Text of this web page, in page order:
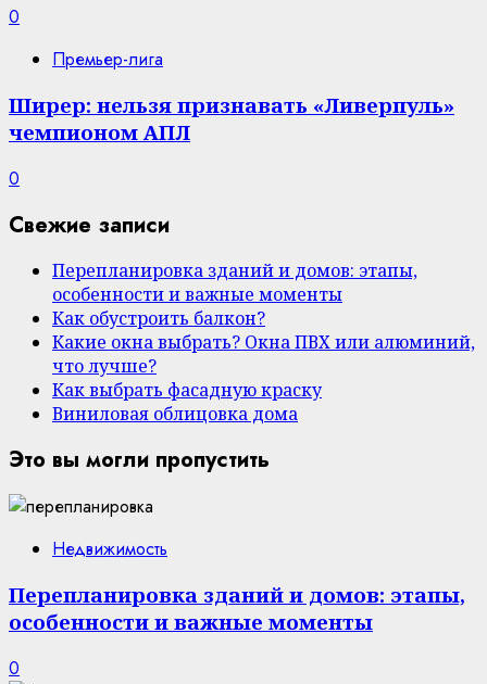
0
Премьер-лига
Ширер: нельзя признавать «Ливерпуль»
чемпионом АПЛ
0
Свежие записи
Перепланировка зданий и домов: этапы,
особенности и важные моменты
Как обустроить балкон?
Какие окна выбрать? Окна ПВХ или алюминий,
что лучше?
Как выбрать фасадную краску
Виниловая облицовка дома
Это вы могли пропустить
Недвижимость
Перепланировка зданий и домов: этапы,
особенности и важные моменты
0